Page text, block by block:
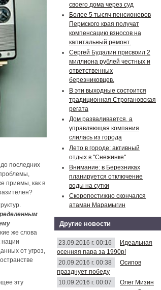
последних
приемы, как в
же слова
нации
от угроз,
эту
своего дома через суд
Более 5 тысяч пенсионеров
Пермского края получат
компенсацию взносов на
капитальный ремонт.
Сергей Будалин присвоил 2
миллиона рублей честных и
ответственных
березниковцев.
В эти выходные состоится
традиционная Строгановская
регата
Дом разваливается, а
управляющая компания
слилась из города
Лето в городе: активный
отдых в "Снежинке"
Внимание: в Березниках
планируется отключение
воды на сутки
Скоропостижно скончался
атаман Марамыгин
Другие новости
23.09.2016 г. 00:16
Идеальная
осенняя пара за 1990р!
20.09.2016 г. 00:38
Осипов
празднует победу
10.09.2016 г. 00:07
Олег Мизин